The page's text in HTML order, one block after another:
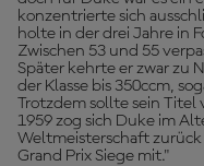
konzentrierte sich
holte in der drei Jahre in
Zwischen 53 und 55
Später kehrte er zwar zu
der Klasse bis 350ccm,
Trotzdem sollte sein Titel
1959 zog sich Duke im
Weltmeisterschaft
Grand Prix Siege mit."